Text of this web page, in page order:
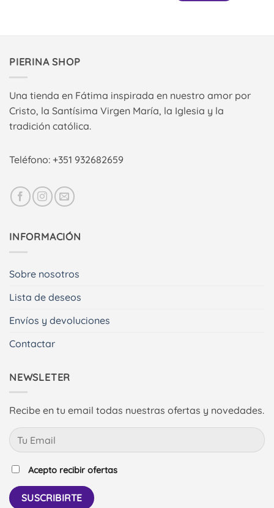
PIERINA SHOP
Una tienda en Fátima inspirada en nuestro amor por
Cristo, la Santísima Virgen María, la Iglesia y la
tradición católica.
Teléfono: +351 932682659
INFORMACIÓN
Sobre nosotros
Lista de deseos
Envíos y devoluciones
Contactar
NEWSLETER
Recibe en tu email todas nuestras ofertas y novedades.
Acepto recibir ofertas